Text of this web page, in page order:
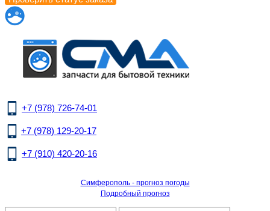
+7 (978) 726-74-01
+7 (978) 129-20-17
+7 (910) 420-20-16
Симферополь - прогноз погоды
Подробный прогноз